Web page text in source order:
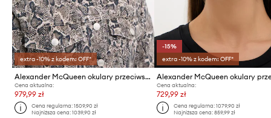
extra -10% z kodem: OFF*
Alexander McQueen okulary przeciwsłoneczne
Cena aktualna:
979,99 zł
Cena regularna:1509,90 zł
Najniższa cena:1039,90 zł
-15%
extra -10% z kodem: OFF*
Cena aktualna:
729,99 zł
Cena regularna: 1079,90 zł
Najniższa cena: 859,99 zł